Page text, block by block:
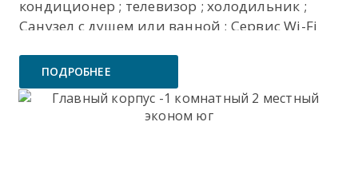
кондиционер ; телевизор ; холодильник ;
Санузел с душем или ванной ; Сервис Wi-Fi
постельного белья ; уборка номера ; ...
ПОДРОБНЕЕ